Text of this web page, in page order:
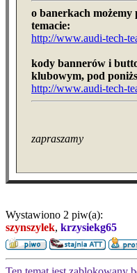
o banerkach
temacie:
http://www.audi-tech-
kody bannerów i
klubowym, pod
http://www.audi-tech-
zapraszamy
Wystawiono 2 piw(a):
szynszylek, krzysiekg65